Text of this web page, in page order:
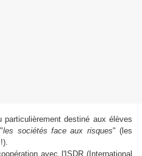
particulièrement destiné aux élèves
les sociétés face aux risques" (les
avec l'ISDR (International